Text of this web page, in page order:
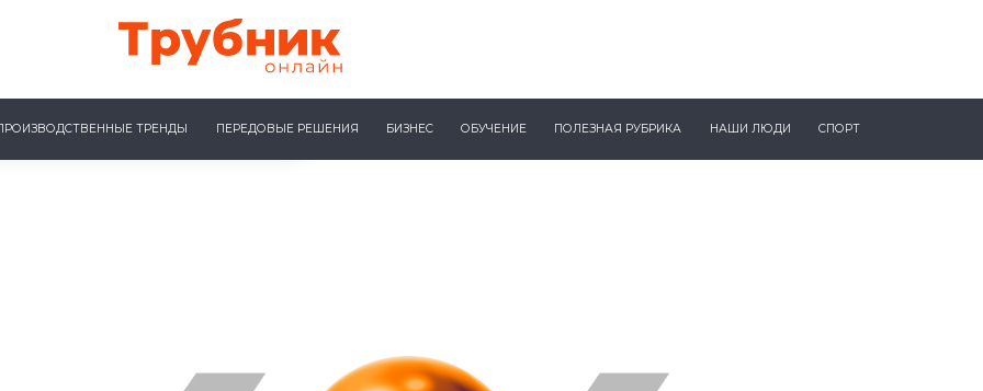
ТРЕНДЫ ПЕРЕДОВЫЕ РЕШЕНИЯ БИЗНЕС ОБУЧЕНИЕ ПОЛЕЗНАЯ РУБРИКА НАШИ ЛЮДИ СПОРТ